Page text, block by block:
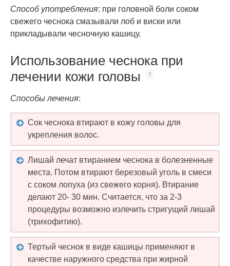
Способ употребления: при головной боли соком
свежего чеснока смазывали лоб и виски или
прикладывали чесночную кашицу.
Использование чеснока при
лечении кожи головы
Способы лечения:
Сок чеснока втирают в кожу головы для
укрепления волос.
Лишай лечат втиранием чеснока в болезненные
места. Потом втирают березовый уголь в смеси
с соком лопуха (из свежего корня). Втирание
делают 20- 30 мин. Считается, что за 2-3
процедуры возможно излечить стригущий лишай
(трихофитию).
Тертый чеснок в виде кашицы применяют в
качестве наружного средства при жирной